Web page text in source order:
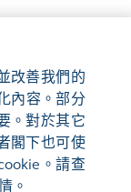
改善我們的
內容。部分
。對於其它
閣下也可使
。請查
。